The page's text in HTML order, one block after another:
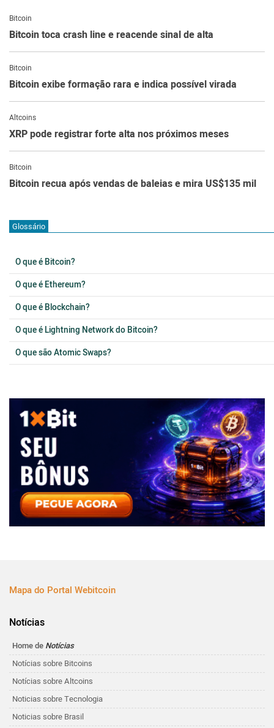
Bitcoin
Bitcoin toca crash line e reacende sinal de alta
Bitcoin
Bitcoin exibe formação rara e indica possível virada
Altcoins
XRP pode registrar forte alta nos próximos meses
Bitcoin
Bitcoin recua após vendas de baleias e mira US$135 mil
Glossário
O que é Bitcoin?
O que é Ethereum?
O que é Blockchain?
O que é Lightning Network do Bitcoin?
O que são Atomic Swaps?
Mapa do Portal Webitcoin
Notícias
Home de Notícias
Notícias sobre Bitcoins
Notícias sobre Altcoins
Noticias sobre Tecnologia
Noticias sobre Brasil